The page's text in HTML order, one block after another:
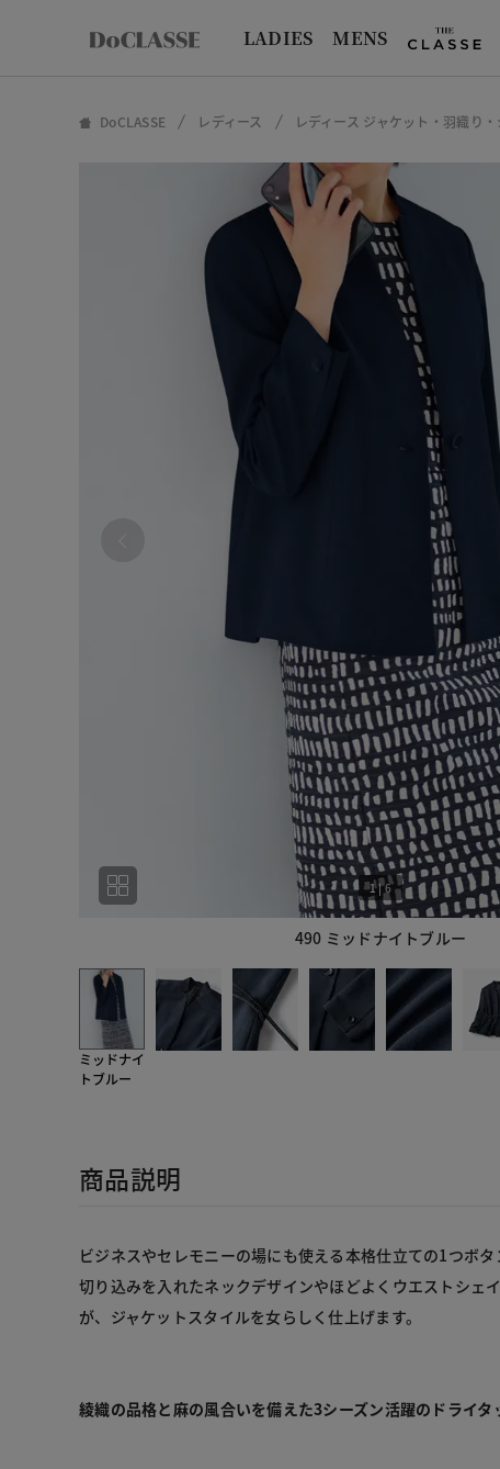
LADIES MENS
DoCLASSE レディース レディース ジャケット・羽織り
490 ミッドナイトブルー
1|6
ミッドナイ
トブルー
商品説明
ビジネスやセレモニーの場にも使える本格仕立ての1つボタ
切り込みを入れたネックデザインやほどよくウエストシェ
が、ジャケットスタイルを女らしく仕上げます。
綾織の品格と麻の風合いを備えた3シーズン活躍のドライタ